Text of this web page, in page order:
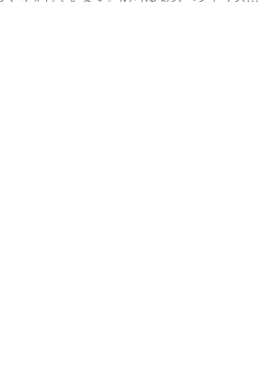
する実績を1つピッ...